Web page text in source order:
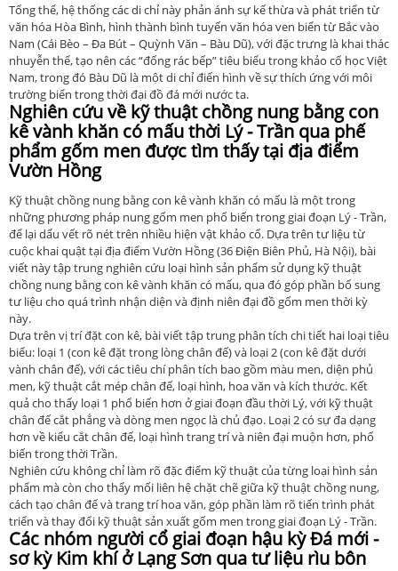
Tổng thể, hệ thống các di chỉ này phản ánh sự kế thừa và phát triển từ
văn hóa Hòa Bình, hình thành bình tuyến văn hóa ven biển từ Bắc vào
Nam (Cái Bèo – Đa Bút – Quỳnh Văn – Bàu Dũ), với đặc trưng là khai thác
nhuyễn thể, tạo nên các “đống rác bếp” tiêu biểu trong khảo cổ học Việt
Nam, trong đó Bàu Dũ là một di chỉ điển hình về sự thích ứng với môi
trường biển trong thời đại đồ đá mới nước ta.
Nghiên cứu về kỹ thuật chồng nung bằng con
kê vành khăn có mấu thời Lý - Trần qua phế
phẩm gốm men được tìm thấy tại địa điểm
Vườn Hồng
Kỹ thuật chồng nung bằng con kê vành khăn có mấu là một trong
những phương pháp nung gốm men phổ biến trong giai đoạn Lý - Trần,
để lại dấu vết rõ nét trên nhiều hiện vật khảo cổ. Dựa trên tư liệu từ
cuộc khai quật tại địa điểm Vườn Hồng (36 Điện Biên Phủ, Hà Nội), bài
viết này tập trung nghiên cứu loại hình sản phẩm sử dụng kỹ thuật
chồng nung bằng con kê vành khăn có mấu, qua đó góp phần bổ sung
tư liệu cho quá trình nhận diện và định niên đại đồ gốm men thời kỳ
này.
Dựa trên vị trí đặt con kê, bài viết tập trung phân tích chi tiết hai loại tiêu
biểu: loại 1 (con kê đặt trong lòng chân đế) và loại 2 (con kê đặt dưới
vành chân đế), với các tiêu chí phân tích bao gồm màu men, diện phủ
men, kỹ thuật cắt mép chân đế, loại hình, hoa văn và kích thước. Kết
quả cho thấy loại 1 phổ biến hơn ở giai đoạn đầu thời Lý, với kỹ thuật
chân đế cắt phẳng và dòng men ngọc là chủ đạo. Loại 2 có sự đa dạng
hơn về kiểu cắt chân đế, loại hình trang trí và niên đại muộn hơn, phổ
biến trong thời Trần.
Nghiên cứu không chỉ làm rõ đặc điểm kỹ thuật của từng loại hình sản
phẩm mà còn cho thấy mối liên hệ chặt chẽ giữa kỹ thuật chồng nung,
cách tạo chân đế và trang trí hoa văn, góp phần làm rõ tiến trình phát
triển và thay đổi kỹ thuật sản xuất gốm men trong giai đoạn Lý - Trần.
Các nhóm người cổ giai đoạn hậu kỳ Đá mới -
sơ kỳ Kim khí ở Lạng Sơn qua tư liệu rìu bôn